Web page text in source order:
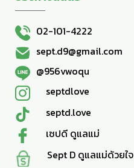
02-101-4222
sept.d9@gmail.com
@956vwoqu
septdlove
septd.love
เซปดี ดูแลแม่
Sept D ดูแลแม่ด้วยใจ